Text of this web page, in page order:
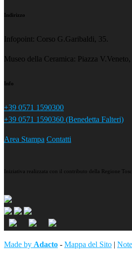
Indirizzo
Infopoint: Corso G.Garibaldi, 35.
Museo della Ceramica: Piazza V.Veneto,
Info
+39 0571 1590300
+39 0571 1590360 (Benedetta Falteri)
Area Stampa Contatti
Iniziativa realizzata con il contributo della Regione
Made by Adacto - Mappa del Sito |